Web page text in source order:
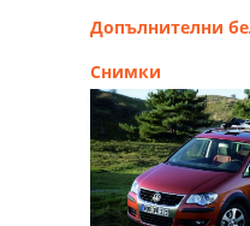
Допълнителни
Снимки